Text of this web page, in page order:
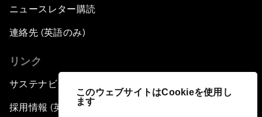
このウェブサイトはCookieを使用し
ます
ニュースレター購読
連絡先 (英語のみ)
リンク
サステナビリティへの取り組み
採用情報 (英語のみ)